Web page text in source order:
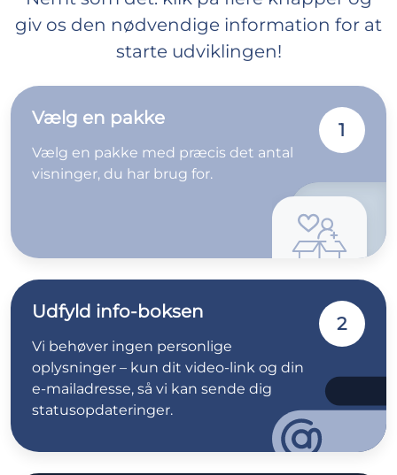
giv os den nødvendige information for at
starte udviklingen!
Vælg en pakke
Vælg en pakke med præcis det antal
visninger, du har brug for.
1
Udfyld info-boksen
Vi behøver ingen personlige
oplysninger – kun dit video-link og din
e-mailadresse, så vi kan sende dig
statusopdateringer.
2